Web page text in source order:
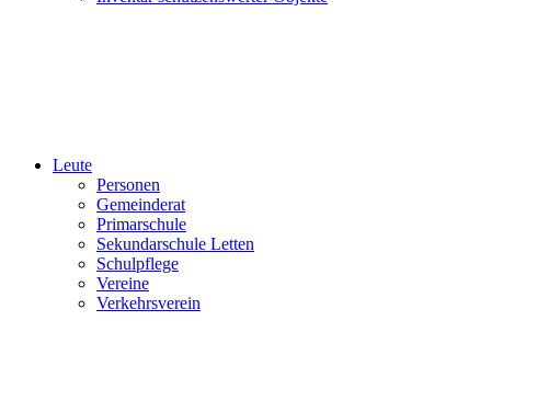
Leute
Personen
Gemeinderat
Primarschule
Sekundarschule Letten
Schulpflege
Vereine
Verkehrsverein